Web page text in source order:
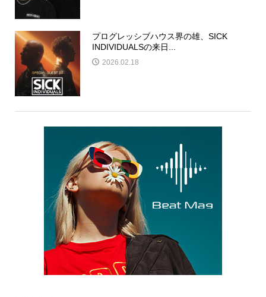
プログレッシブハウス界の雄、SICK
INDIVIDUALSの来日...
2026.02.18